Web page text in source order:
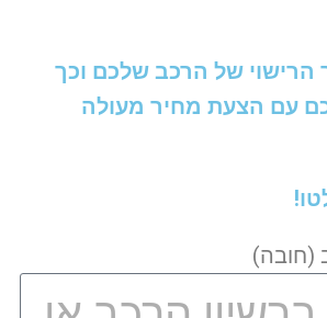
של הרכב שלכם וכך
עם הצעת מחיר מעולה
(חובה)